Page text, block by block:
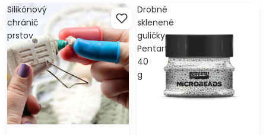
Silikónový
chránič
prstov
Drobné
sklenené
guličky
Pentart
40
g